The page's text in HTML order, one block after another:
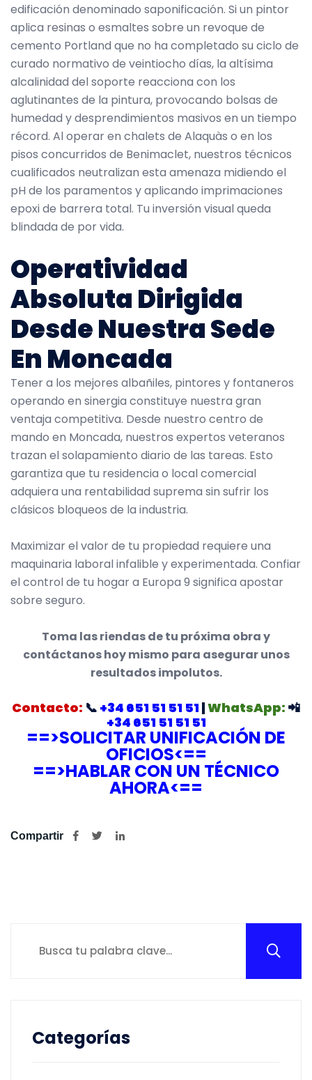
edificación denominado saponificación. Si un pintor
aplica resinas o esmaltes sobre un revoque de
cemento Portland que no ha completado su ciclo de
curado normativo de veintiocho días, la altísima
alcalinidad del soporte reacciona con los
aglutinantes de la pintura, provocando bolsas de
humedad y desprendimientos masivos en un tiempo
récord. Al operar en chalets de Alaquàs o en los
pisos concurridos de Benimaclet, nuestros técnicos
cualificados neutralizan esta amenaza midiendo el
pH de los paramentos y aplicando imprimaciones
epoxi de barrera total. Tu inversión visual queda
blindada de por vida.
Operatividad
Absoluta Dirigida
Desde Nuestra Sede
En Moncada
Tener a los mejores albañiles, pintores y fontaneros
operando en sinergia constituye nuestra gran
ventaja competitiva. Desde nuestro centro de
mando en Moncada, nuestros expertos veteranos
trazan el solapamiento diario de las tareas. Esto
garantiza que tu residencia o local comercial
adquiera una rentabilidad suprema sin sufrir los
clásicos bloqueos de la industria.
Maximizar el valor de tu propiedad requiere una
maquinaria laboral infalible y experimentada. Confiar
el control de tu hogar a Europa 9 significa apostar
sobre seguro.
Toma las riendas de tu próxima obra y
contáctanos hoy mismo para asegurar unos
resultados impolutos.
Contacto: 📞 +34 651 51 51 51 |WhatsApp: 📲
+34 651 51 51 51
==>SOLICITAR UNIFICACIÓN DE
OFICIOS<==
==>HABLAR CON UN TÉCNICO
AHORA<==
Compartir
Categorías